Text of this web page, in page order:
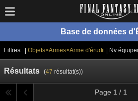
Base de données
Filtres : | Objets>Armes>Arme d'érudit
Résultats (47 résultat(s))
Page 1 / 1